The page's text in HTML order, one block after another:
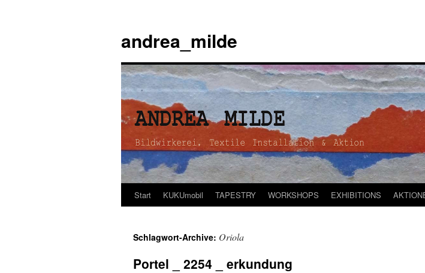
andrea_milde
Zum
springen
Start KUKUmobil TAPESTRY WORKSHOPS EXHIBITIONS
Schlagwort-Archive: Oriola
Portel _ 2254 _ erkundung